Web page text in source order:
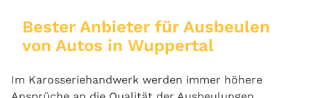
Bester Anbieter für Ausbeulen
von Autos in Wuppertal
Im Karosseriehandwerk werden immer höhere